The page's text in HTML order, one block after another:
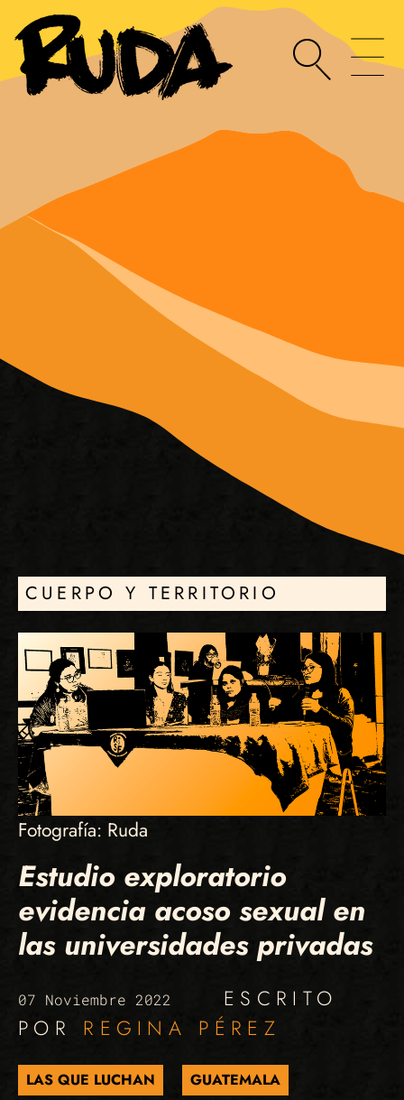
CUERPO Y TERRITORIO
Fotografía: Ruda
Estudio exploratorio
evidencia acoso sexual en
las universidades privadas
07 Noviembre 2022
ESCRITO
POR REGINA PÉREZ
LAS QUE LUCHAN GUATEMALA